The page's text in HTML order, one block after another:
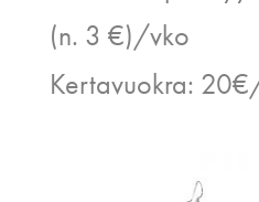
(n. 3 €)/vko
Kertavuokra: